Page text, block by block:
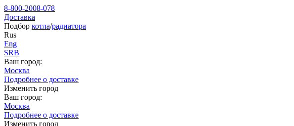
8-800-2008-078
Доставка
Подбор котла/радиатора
Rus
Eng
SRB
Ваш город:
Москва
Подробнее о доставке
Изменить город
Ваш город:
Москва
Подробнее о доставке
Изменить город